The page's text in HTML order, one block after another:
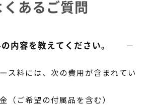
くあるご質問
内容を教えてください。
ス料には、次の費用が含まれてい
（ご希望の付属品を含む）